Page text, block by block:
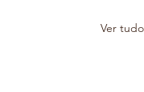
Ver tudo